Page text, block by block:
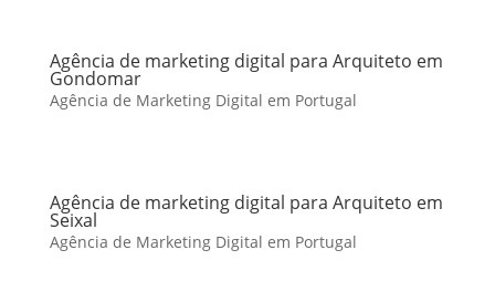
Agência de marketing digital para Arquiteto em
Gondomar
Agência de Marketing Digital em Portugal
Agência de marketing digital para Arquiteto em
Seixal
Agência de Marketing Digital em Portugal